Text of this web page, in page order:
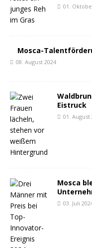
01.
Mosca-
08. August 2024
Eistruck
01. August
Mosca
03. Juli